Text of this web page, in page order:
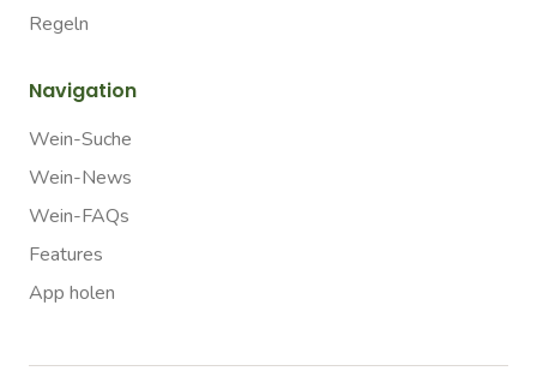
Regeln
Navigation
Wein-Suche
Wein-News
Wein-FAQs
Features
App holen